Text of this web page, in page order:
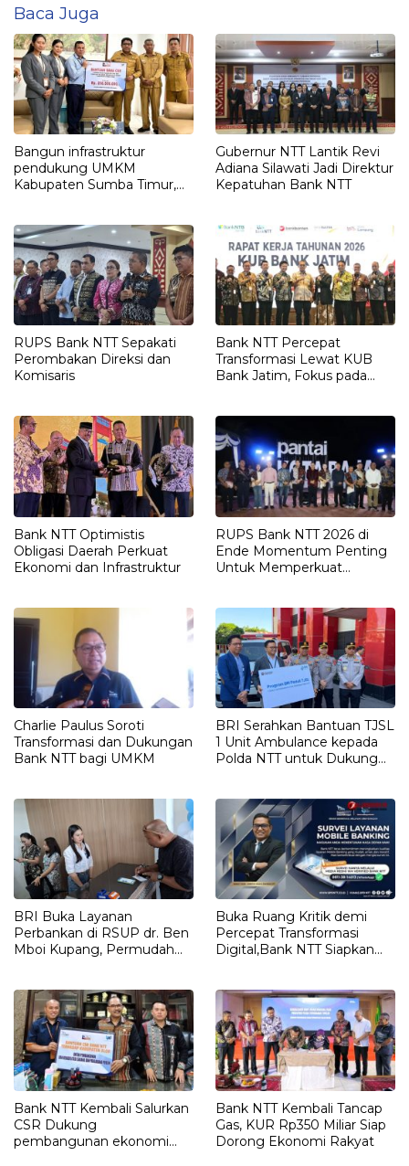
Baca Juga
Bangun infrastruktur
pendukung UMKM
Kabupaten Sumba Timur,
Gubernur NTT Lantik Revi
Adiana Silawati Jadi Direktur
Kepatuhan Bank NTT
RUPS Bank NTT Sepakati
Perombakan Direksi dan
Komisaris
Bank NTT Percepat
Transformasi Lewat KUB
Bank Jatim, Fokus pada
Bank NTT Optimistis
Obligasi Daerah Perkuat
Ekonomi dan Infrastruktur
RUPS Bank NTT 2026 di
Ende Momentum Penting
Untuk Memperkuat
Charlie Paulus Soroti
Transformasi dan Dukungan
Bank NTT bagi UMKM
BRI Serahkan Bantuan TJSL
1 Unit Ambulance kepada
Polda NTT untuk Dukung
BRI Buka Layanan
Perbankan di RSUP dr. Ben
Mboi Kupang, Permudah
Buka Ruang Kritik demi
Percepat Transformasi
Digital,Bank NTT Siapkan
Bank NTT Kembali Salurkan
CSR Dukung
pembangunan ekonomi
Bank NTT Kembali Tancap
Gas, KUR Rp350 Miliar Siap
Dorong Ekonomi Rakyat